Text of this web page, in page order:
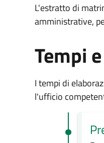
L'estratto di
amministrative,
Tempi
I tempi di
l'ufficio